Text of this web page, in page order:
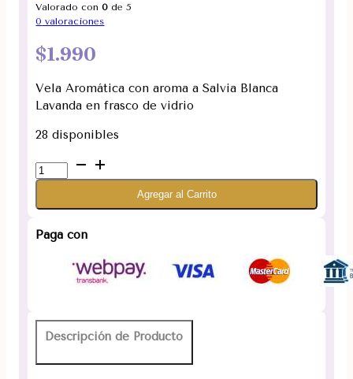
Valorado con0 de 5
0 valoraciones
$1.990
Vela Aromática con aroma a Salvia Blanca
Lavanda en frasco de vidrio
28 disponibles
Vela
Aromática
Lavanda
gramos
cantidad
Agregar al Carrito
Paga con
Descripción de Producto